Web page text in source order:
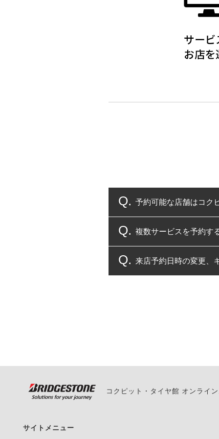
予約可能な店舗はコク
コクピット・タイヤ館
複数サービスを予約す
複数サービスのご予約
来店予約日時の変更、
また、やむを得ない
コクピット・タイヤ館 オンライ
サイトメニュー